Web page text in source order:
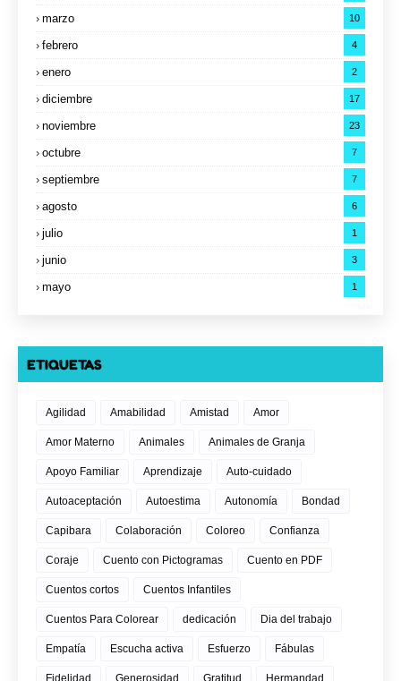
marzo 10
febrero 4
enero 2
diciembre 17
noviembre 23
octubre 7
septiembre 7
agosto 6
julio 1
junio 3
mayo 1
ETIQUETAS
Agilidad Amabilidad Amistad Amor
Amor Materno Animales Animales de Granja
Apoyo Familiar Aprendizaje Auto-cuidado
Autoaceptación Autoestima Autonomía Bondad
Capibara Colaboración Coloreo Confianza
Coraje Cuento con Pictogramas Cuento en PDF
Cuentos cortos Cuentos Infantiles
Cuentos Para Colorear dedicación Dia del trabajo
Empatía Escucha activa Esfuerzo Fábulas